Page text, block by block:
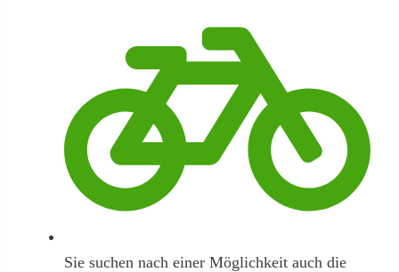
Sie suchen nach einer Möglichkeit auch die